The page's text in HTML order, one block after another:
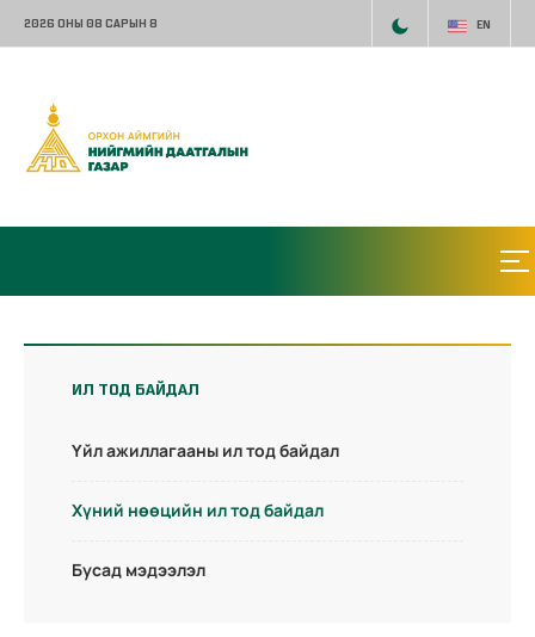
2026 ОНЫ 08 САРЫН 8 EN
ИЛ ТОД БАЙДАЛ
Үйл ажиллагааны ил тод байдал
Хүний нөөцийн ил тод байдал
Бусад мэдээлэл